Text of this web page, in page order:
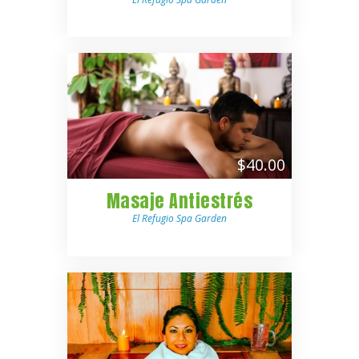
$40.00
Masaje Antiestrés
El Refugio Spa Garden